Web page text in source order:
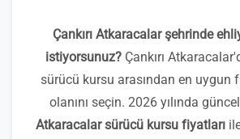
Çankırı Atkaracalar şehrinde
istiyorsunuz?Çankırı
sürücü kursu arasından en uygun
olanını seçin. 2026 yılında
Atkaracalar sürücü kursu fiyatları